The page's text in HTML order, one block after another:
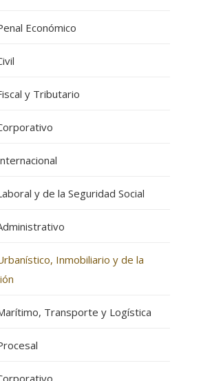
Económico
y Tributario
y de la Seguridad Social
Inmobiliario y de la
Transporte y Logística